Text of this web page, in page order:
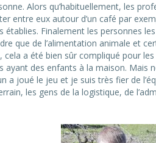
Alors qu’habituellement, les
entre eux autour d’un café par
établies. Finalement les personnes
que de l’alimentation animale et
a été bien sûr compliqué pour les
ayant des enfants à la maison. Mais
a joué le jeu et je suis très fier de
les gens de la logistique, de